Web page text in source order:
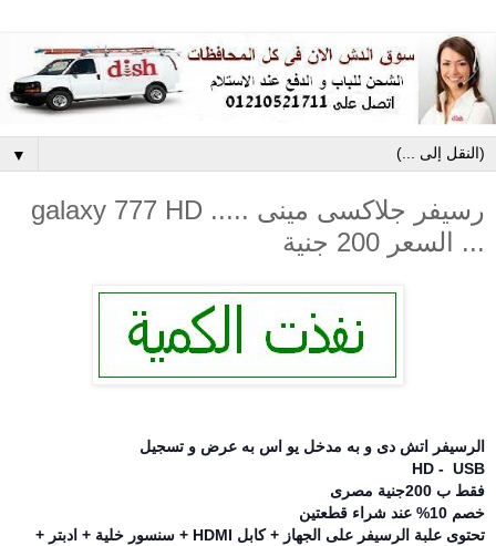
▼
رسيفر جلاكسى مينى ..... galaxy 777 HD
... السعر 200 جنية
الرسيفر اتش دى و به مدخل يو اس به عرض و تسجيل
HD - USB
فقط ب 200جنية مصرى
خصم 10% عند شراء قطعتين
تحتوى علبة الرسيفر على الجهاز + كابل HDMI + سنسور خلية + ادبتر +